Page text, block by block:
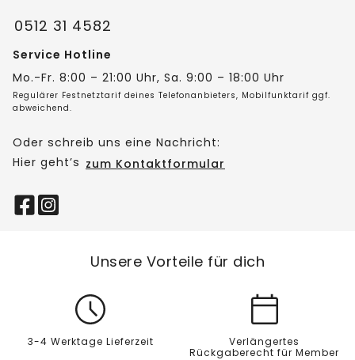
0512 31 4582
Service Hotline
Mo.-Fr. 8:00 – 21:00 Uhr, Sa. 9:00 – 18:00 Uhr
Regulärer Festnetztarif deines Telefonanbieters, Mobilfunktarif ggf.
abweichend.
Oder schreib uns eine Nachricht:
Hier geht’s zum Kontaktformular
Unsere Vorteile für dich
3-4 Werktage Lieferzeit
Verlängertes
Rückgaberecht für Member